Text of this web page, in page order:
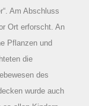
Am Abschluss
Ort erforscht. An
Pflanzen und
die
des
wurde auch